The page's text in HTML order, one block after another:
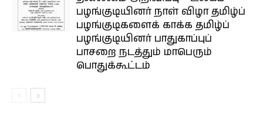
பழங்குடியினர் நாள் விழா தமிழ்ப்
பழங்குடிகளைக் காக்க தமிழ்ப்
பழங்குடியினர் பாதுகாப்புப்
பாசறை நடத்தும் மாபெரும்
பொதுக்கூட்டம்